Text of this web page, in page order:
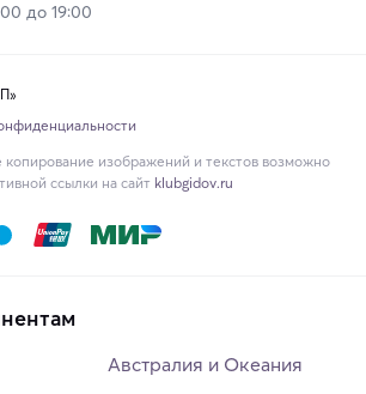
до 19:00
копирование изображений и текстов возможно
ссылки на сайт klubgidov.ru
Австралия и Океания